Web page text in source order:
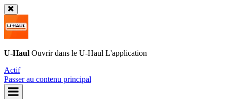
U-Haul Ouvrir dans le U-Haul L'application
Actif
Passer au contenu principal